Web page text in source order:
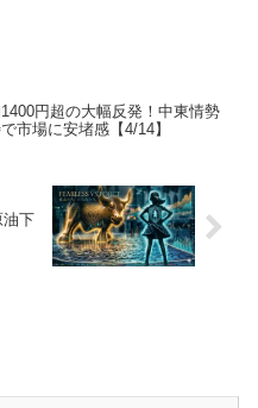
円超の大幅反発！中東情勢
市場に安堵感【4/14】
油下